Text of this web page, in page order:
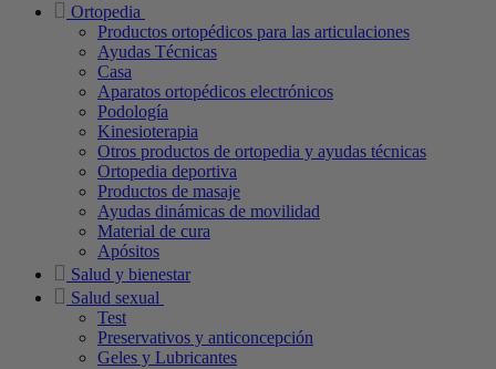
Ortopedia
Productos ortopédicos para las articulaciones
Ayudas Técnicas
Casa
Aparatos ortopédicos electrónicos
Podología
Kinesioterapia
Otros productos de ortopedia y ayudas técnicas
Ortopedia deportiva
Productos de masaje
Ayudas dinámicas de movilidad
Material de cura
Apósitos
Salud y bienestar
Salud sexual
Test
Preservativos y anticoncepción
Geles y Lubricantes